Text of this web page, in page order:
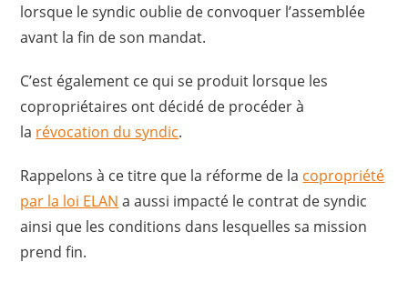
lorsque le syndic oublie de convoquer l’assemblée
avant la fin de son mandat.
C’est également ce qui se produit lorsque les
copropriétaires ont décidé de procéder à
la révocation du syndic.
Rappelons à ce titre que la réforme de la copropriété
par la loi ELAN a aussi impacté le contrat de syndic
ainsi que les conditions dans lesquelles sa mission
prend fin.